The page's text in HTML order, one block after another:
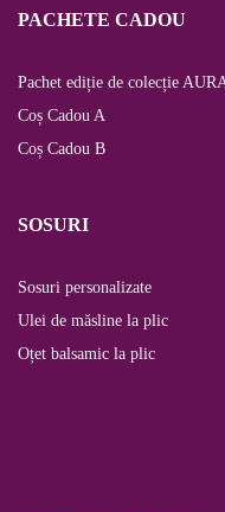
PACHETE CADOU
Pachet ediție de colecție
Coș Cadou A
Coș Cadou B
SOSURI
Sosuri personalizate
Ulei de măsline la plic
Oțet balsamic la plic